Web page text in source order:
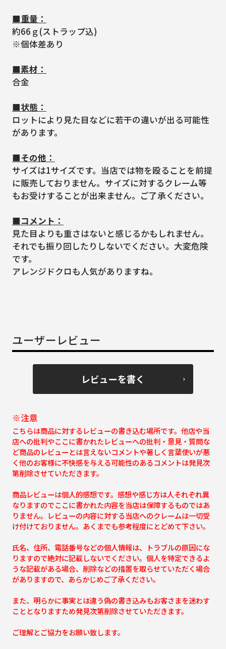
■重量：
約66ｇ(ストラップ込)
※個体差あり
■素材：
合金
■状態：
ロットにより見た目などに若干の違いが出る可能性
があります。
■その他：
サイズは1サイズです。当店では物を殴ることを前提
に販売しておりません。サイズに対するクレーム等
もお受けすることが出来ません。ご了承ください。
■コメント：
見た目よりも重さはないと感じるかもしれません。
それでも振り回したりしないでください。大変危険
です。
アレンジドクロも人気がありますね。
ユーザーレビュー
レビューを書く
※注意
こちらは商品に対するレビューの書き込む場所です。他店や当
店への批判やここに書かれたレビューへの批判・意見・質問な
ど商品のレビューとは言えないコメントや著しく言葉使いが悪
く他のお客様に不快感を与える可能性のあるコメントは発見次
第削除させていただきます。
商品レビューは個人的感想です。感想や感じ方は人それぞれ異
なりますのでここに書かれた内容を当店は保障するものではあ
りません。レビューの内容に対する当店へのクレームは一切受
け付けておりません。あくまでも参考程度にとどめて下さい。
氏名、住所、電話番号などの個人情報は、トラブルの原因にな
りますので絶対に記載しないでください。個人を特定できるよ
うな記載がある場合、削除などの措置を取らせていただく場合
がありますので、あらかじめご了承ください。
また、明らかに事実とは違う偽の書き込みもお客さまを迷わす
こととなりますため発見次第削除させていただきます。
ご理解とご協力をお願い致します。